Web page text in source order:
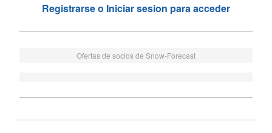
Registrarse o Iniciar sesion para acceder
Ofertas de socios de Snow-Forecast